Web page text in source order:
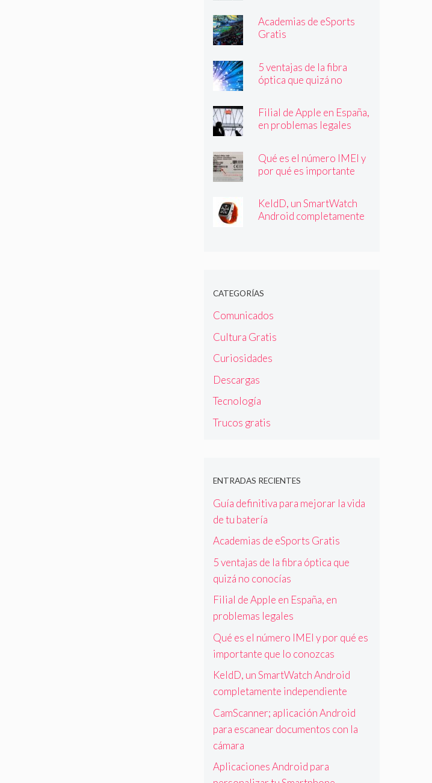
Academias de eSports
Gratis
5 ventajas de la fibra
óptica que quizá no
Filial de Apple en España,
en problemas legales
Qué es el número IMEI y
por qué es importante
KeldD, un SmartWatch
Android completamente
CATEGORÍAS
Comunicados
Cultura Gratis
Curiosidades
Descargas
Tecnología
Trucos gratis
ENTRADAS RECIENTES
Guía definitiva para mejorar la vida
de tu batería
Academias de eSports Gratis
5 ventajas de la fibra óptica que
quizá no conocías
Filial de Apple en España, en
problemas legales
Qué es el número IMEI y por qué es
importante que lo conozcas
KeldD, un SmartWatch Android
completamente independiente
CamScanner; aplicación Android
para escanear documentos con la
cámara
Aplicaciones Android para